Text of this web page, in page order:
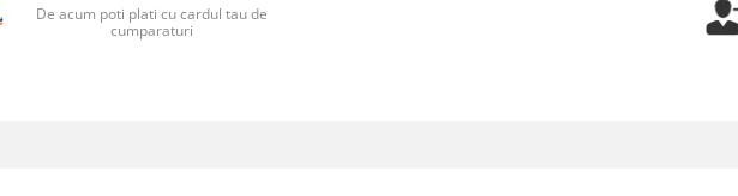
De acum poti plati cu cardul tau de
cumparaturi